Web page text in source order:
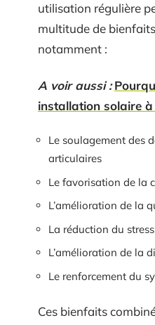
utilisation régulière
multitude de
notamment :
A voir aussi :
installation solaire
Le soulagement des
articulaires
Le favorisation de la
L’amélioration de la
La réduction du
L’amélioration de la
Le renforcement du
Ces bienfaits